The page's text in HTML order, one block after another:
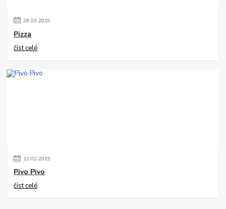
28.03.2019
Pizza
číst celé
13.02.2019
Pivo Pivo
číst celé